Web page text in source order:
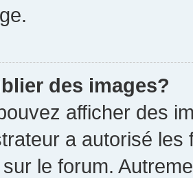
des images?
afficher des
a autorisé
le forum.